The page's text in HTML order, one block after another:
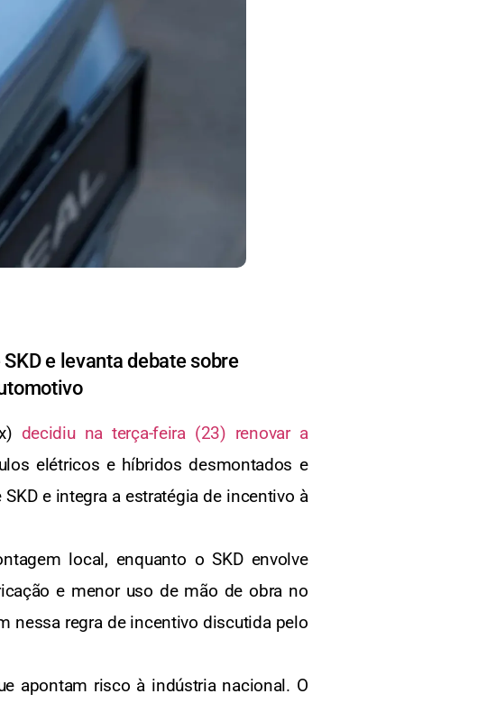
e levanta debate sobre
decidiu na terça-feira (23) renovar a
elétricos e híbridos desmontados e
e integra a estratégia de incentivo à
local, enquanto o SKD envolve
e menor uso de mão de obra no
nessa regra de incentivo discutida pelo
apontam risco à indústria nacional. O